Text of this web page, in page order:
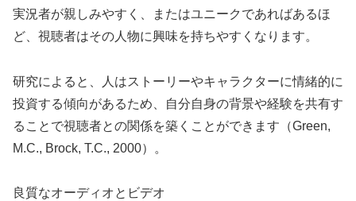
実況者が親しみやすく、またはユニークであればあるほ
ど、視聴者はその人物に興味を持ちやすくなります。
研究によると、人はストーリーやキャラクターに情緒的に
投資する傾向があるため、自分自身の背景や経験を共有す
ることで視聴者との関係を築くことができます（Green,
M.C., Brock, T.C., 2000）。
良質なオーディオとビデオ